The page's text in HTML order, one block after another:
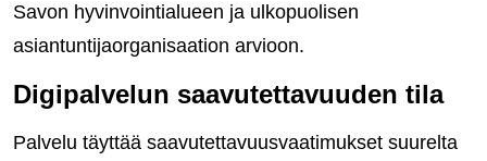
Savon hyvinvointialueen ja ulkopuolisen
asiantuntijaorganisaation arvioon.
Digipalvelun saavutettavuuden tila
Palvelu täyttää saavutettavuusvaatimukset suurelta